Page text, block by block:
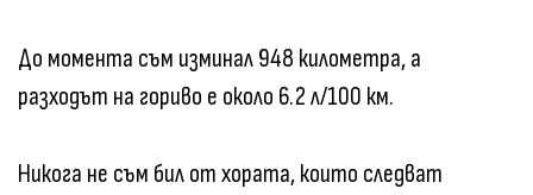
До момента съм изминал 948 километра, а
разходът на гориво е около 6.2 л/100 км.
Никога не съм бил от хората, които следват